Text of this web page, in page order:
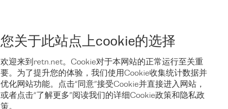
您关于此站点上cookie的选择
欢迎来到retn.net。Cookie对于本网站的正常运行至关重
要。为了提升您的体验，我们使用Cookie收集统计数据并
优化网站功能。点击“同意”接受Cookie并直接进入网站，
或者点击“了解更多”阅读我们的详细Cookie政策和隐私政
策。